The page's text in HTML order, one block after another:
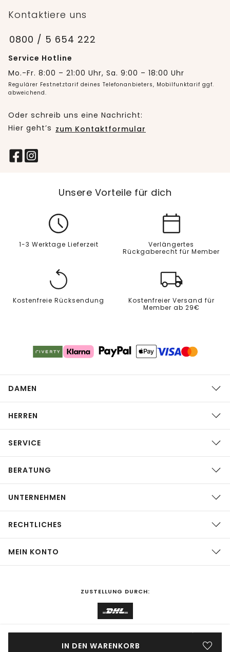
IN DEN WARENKORB
Kontaktiere uns
0800 / 5 654 222
Service Hotline
Mo.-Fr. 8:00 – 21:00 Uhr, Sa. 9:00 – 18:00 Uhr
Regulärer Festnetztarif deines Telefonanbieters, Mobilfunktarif ggf.
abweichend.
Oder schreib uns eine Nachricht:
Hier geht’s zum Kontaktformular
Unsere Vorteile für dich
1-3 Werktage Lieferzeit
Verlängertes
Rückgaberecht für Member
Kostenfreie Rücksendung
Kostenfreier Versand für
Member ab 29€
DAMEN
HERREN
SERVICE
BERATUNG
UNTERNEHMEN
RECHTLICHES
MEIN KONTO
ZUSTELLUNG DURCH: